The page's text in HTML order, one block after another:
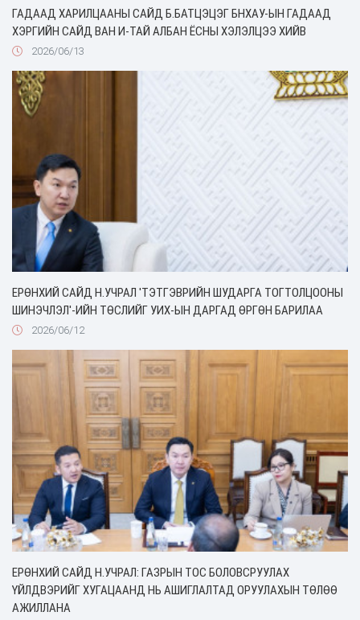
ГАДААД ХАРИЛЦААНЫ САЙД Б.БАТЦЭЦЭГ БНХАУ-ЫН ГАДААД
ХЭРГИЙН САЙД ВАН И-ТАЙ АЛБАН ЁСНЫ ХЭЛЭЛЦЭЭ ХИЙВ
2026/06/13
ЕРӨНХИЙ САЙД Н.УЧРАЛ 'ТЭТГЭВРИЙН ШУДАРГА ТОГТОЛЦООНЫ
ШИНЭЧЛЭЛ'-ИЙН ТӨСЛИЙГ УИХ-ЫН ДАРГАД ӨРГӨН БАРИЛАА
2026/06/12
ЕРӨНХИЙ САЙД Н.УЧРАЛ: ГАЗРЫН ТОС БОЛОВСРУУЛАХ
ҮЙЛДВЭРИЙГ ХУГАЦААНД НЬ АШИГЛАЛТАД ОРУУЛАХЫН ТӨЛӨӨ
АЖИЛЛАНА